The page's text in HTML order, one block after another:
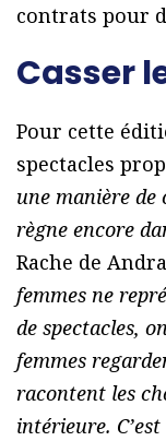
contrats pour
Casser
Pour cette
spectacles
une manière de
règne encore
Rache de
femmes ne
de spectacles,
femmes
racontent les
intérieure.